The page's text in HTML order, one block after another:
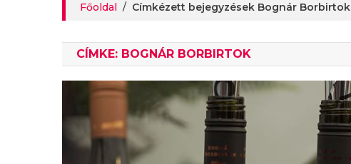
Főoldal / Címkézett bejegyzések Bognár Borbirtok
CÍMKE: BOGNÁR BORBIRTOK